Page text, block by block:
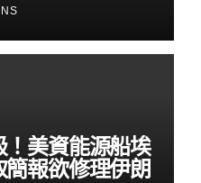
美資能源船埃
報欲修理伊朗